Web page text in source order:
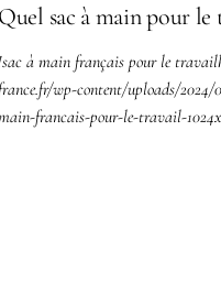
Quel sac à main pour le
à main français pour le
france.fr/wp-content/uploads/2024/
francais-pour-le-travail-